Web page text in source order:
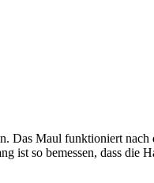
Das Maul funktioniert
ist so bemessen, dass die